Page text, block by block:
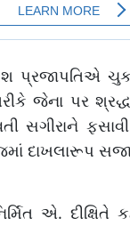
જેના પર
સગીરાને
દાખલારૂપ
એ.